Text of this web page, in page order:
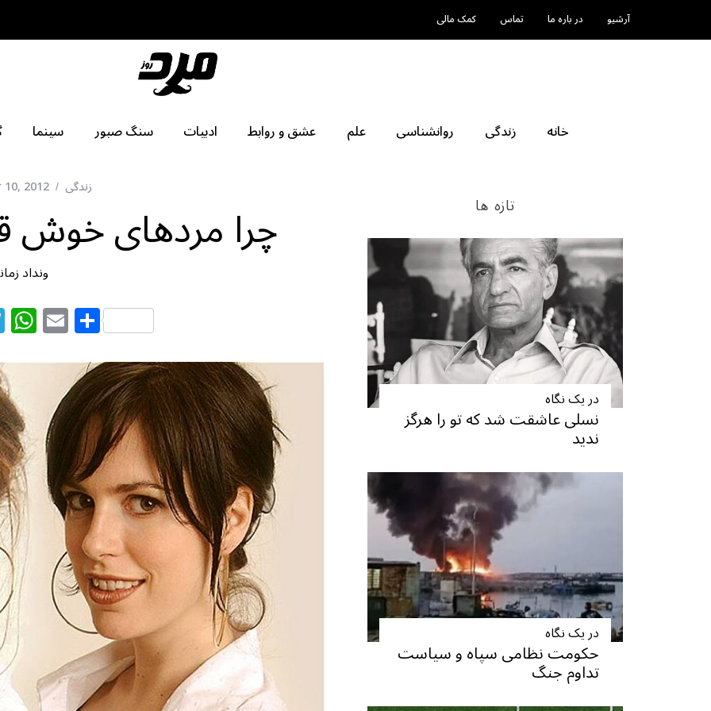
آرشیو در باره ما تماس کمک مالی
خانه زندگی روانشناسی علم عشق و روابط ادبیات سنگ صبور سینما
زندگی 2012
چرا مردهای خوش
ونداد
T
el
e
g
ra
m
W
h
at
s
A
p
p
E
m
ai
l
S
h
ar
e
تازه ها
در یک نگاه
نسلی عاشقت شد که تو را هرگز
ندید
در یک نگاه
حکومت نظامی سپاه و سیاست
تداوم جنگ